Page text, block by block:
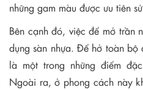
những gam màu được ưu tiên
Bên cạnh đó, việc để mở trần
dụng sàn nhựa. Để hở toàn
là một trong những điểm
Ngoài ra, ở phong cách này